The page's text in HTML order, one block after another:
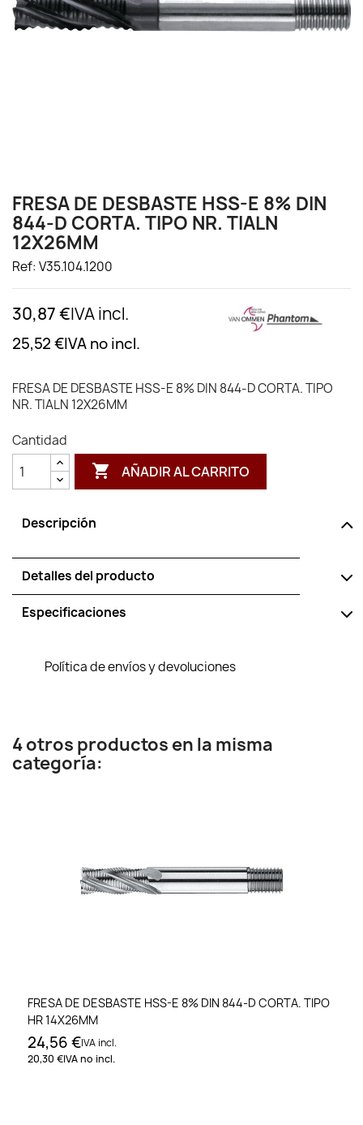
FRESA DE DESBASTE HSS-E 8% DIN
844-D CORTA. TIPO NR. TIALN
12X26MM
Ref: V35.104.1200
30,87 €IVA incl.
25,52 €IVA no incl.
FRESA DE DESBASTE HSS-E 8% DIN 844-D CORTA. TIPO
NR. TIALN 12X26MM
Cantidad
 AÑADIR AL CARRITO
Descripción
Detalles del producto
Especificaciones
Política de envíos y devoluciones
4 otros productos en la misma
categoría:
FRESA DE DESBASTE HSS-E 8% DIN 844-D CORTA. TIPO
HR 14X26MM
24,56 €IVA incl.
20,30 €IVA no incl.